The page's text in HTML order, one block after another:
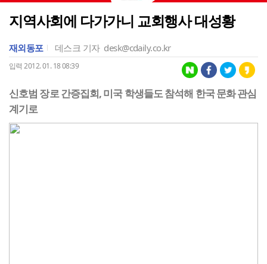
지역사회에 다가가니 교회행사 대성황
재외동포 데스크 기자 desk@cdaily.co.kr
입력 2012. 01. 18 08:39
신호범 장로 간증집회, 미국 학생들도 참석해 한국 문화 관심
계기로